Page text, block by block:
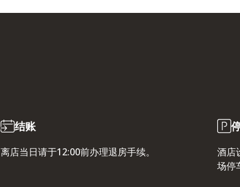
结账
离店当日请于12:00前办理退房手续。
酒店
场停